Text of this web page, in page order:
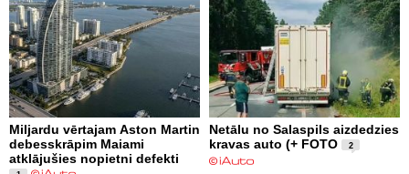
Miljardu vērtajam Aston Martin
debesskrāpim Maiami
atklājušies nopietni defekti
Netālu no Salaspils aizdedzies
kravas auto (+ FOTO
2